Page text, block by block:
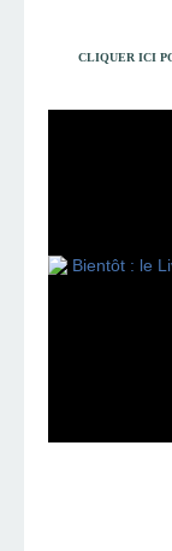
CLIQUERICI